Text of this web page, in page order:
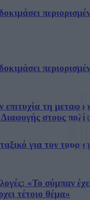
τη
στους
για τον
«Το σύμπαν
τέτοιο θέμα»